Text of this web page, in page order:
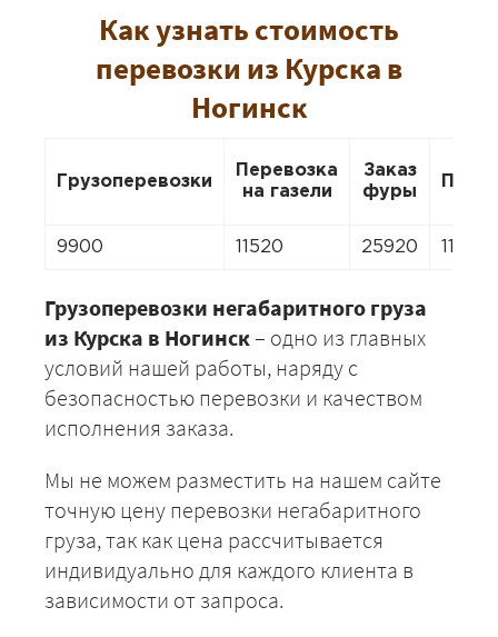
Как узнать стоимость
перевозки из Курска в
Ногинск
Грузоперевозки
Перевозка
на газели
Заказ
фуры
9900 11520 25920
Грузоперевозки негабаритного груза
из Курска в Ногинск– одно из главных
условий нашей работы, наряду с
безопасностью перевозки и качеством
исполнения заказа.
Мы не можем разместить на нашем сайте
точную цену перевозки негабаритного
груза, так как цена рассчитывается
индивидуально для каждого клиента в
зависимости от запроса.